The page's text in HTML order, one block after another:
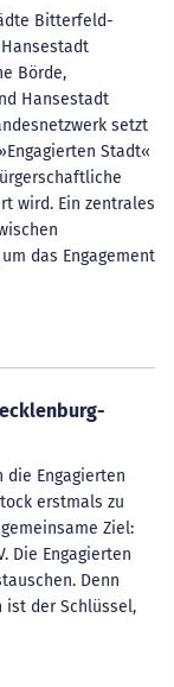
Bitterfeld-
Börde,
Hansestadt
setzt
Stadt«
wird. Ein zentrales
das Engagement
die Engagierten
erstmals zu
Ziel:
Die Engagierten
Denn
ist der Schlüssel,